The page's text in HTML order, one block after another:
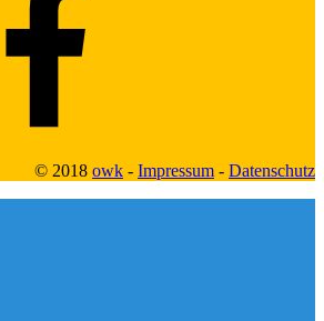
© 2018 owk - Impressum - Datenschutz